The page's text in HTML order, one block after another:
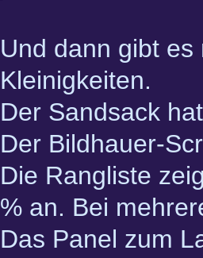
Und dann gibt
Kleinigkeiten.
Der Sandsack
Der Bildhauer-
Die Rangliste
% an. Bei
Das Panel zum